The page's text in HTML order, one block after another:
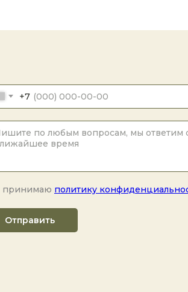
+7
принимаю политику
Отправить